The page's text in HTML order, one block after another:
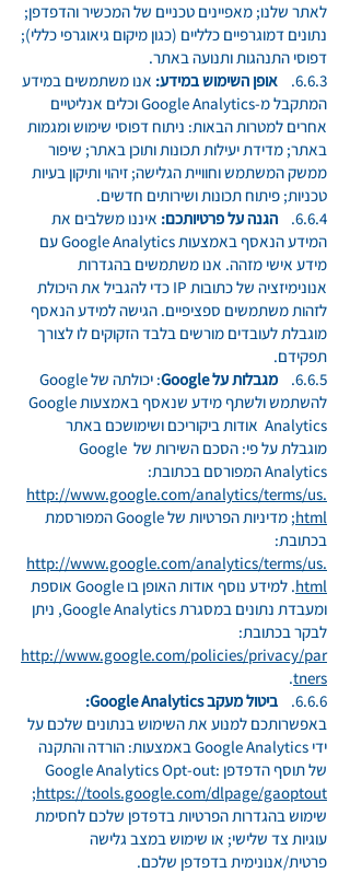
לאתר שלנו; מאפיינים טכניים של המכשיר והדפדפן;
נתונים דמוגרפיים כלליים (כגון מיקום גיאוגרפי כללי);
דפוסי התנהגות ותנועה באתר.
6.6.3.
אופן השימוש במידע: אנו משתמשים במידע
המתקבל מ-Google Analytics וכלים אנליטיים
אחרים למטרות הבאות: ניתוח דפוסי שימוש ומגמות
באתר; מדידת יעילות תכונות ותוכן באתר; שיפור
ממשק המשתמש וחוויית הגלישה; זיהוי ותיקון בעיות
טכניות; פיתוח תכונות ושירותים חדשים.
6.6.4.
הגנה על פרטיותכם: איננו משלבים את
המידע הנאסף באמצעות Google Analytics עם
מידע אישי מזהה. אנו משתמשים בהגדרות
אנונימיזציה של כתובות IP כדי להגביל את היכולת
לזהות משתמשים ספציפיים. הגישה למידע הנאסף
מוגבלת לעובדים מורשים בלבד הזקוקים לו לצורך
תפקידם.
6.6.5.
מגבלות על Google
: יכולתה של Google
להשתמש ולשתף מידע שנאסף באמצעות Google
Analytics אודות ביקוריכם ושימושכם באתר
מוגבלת על פי: הסכם השירות של Google
Analytics המפורסם בכתובת:
http://www.google.com/analytics/terms/us.
html
; מדיניות הפרטיות של Google המפורסמת
בכתובת:
http://www.google.com/analytics/terms/us.
html
. למידע נוסף אודות האופן בו Google אוספת
ומעבדת נתונים במסגרת Google Analytics, ניתן
לבקר בכתובת:
http://www.google.com/policies/privacy/par
tners
.
6.6.6.
ביטול מעקב Google Analytics:
באפשרותכם למנוע את השימוש בנתונים שלכם על
ידי Google Analytics באמצעות: הורדה והתקנה
של תוסף הדפדפן Google Analytics Opt-out:
https://tools.google.com/dlpage/gaoptout
;
שימוש בהגדרות הפרטיות בדפדפן שלכם לחסימת
עוגיות צד שלישי; או שימוש במצב גלישה
פרטית/אנונימית בדפדפן שלכם.